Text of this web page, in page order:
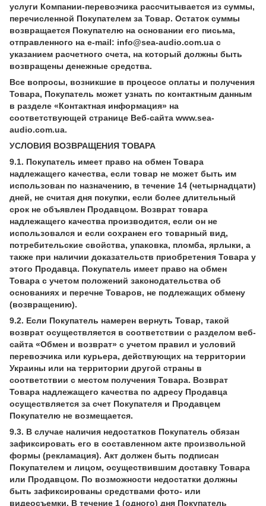
услуги Компании-перевозчика рассчитывается из суммы,
перечисленной Покупателем за Товар. Остаток суммы
возвращается Покупателю на основании его письма,
отправленного на e-mail: info@sea-audio.com.ua с
указанием расчетного счета, на который должны быть
возвращены денежные средства.
Все вопросы, возникшие в процессе оплаты и получения
Товара, Покупатель может узнать по контактным данным
в разделе «Контактная информация» на
соответствующей странице Веб-сайта www.sea-
audio.com.ua.
УСЛОВИЯ ВОЗВРАЩЕНИЯ ТОВАРА
9.1. Покупатель имеет право на обмен Товара
надлежащего качества, если товар не может быть им
использован по назначению, в течение 14 (четырнадцати)
дней, не считая дня покупки, если более длительный
срок не объявлен Продавцом. Возврат товара
надлежащего качества производится, если он не
использовался и если сохранен его товарный вид,
потребительские свойства, упаковка, пломба, ярлыки, а
также при наличии доказательств приобретения Товара у
этого Продавца. Покупатель имеет право на обмен
Товара с учетом положений законодательства об
основаниях и перечне Товаров, не подлежащих обмену
(возвращению).
9.2. Если Покупатель намерен вернуть Товар, такой
возврат осуществляется в соответствии с разделом веб-
сайта «Обмен и возврат» с учетом правил и условий
перевозчика или курьера, действующих на территории
Украины или на территории другой страны в
соответствии с местом получения Товара. Возврат
Товара надлежащего качества по адресу Продавца
осуществляется за счет Покупателя и Продавцем
Покупателю не возмещается.
9.3. В случае наличия недостатков Покупатель обязан
зафиксировать его в составленном акте произвольной
формы (рекламация). Акт должен быть подписан
Покупателем и лицом, осуществившим доставку Товара
или Продавцом. По возможности недостатки должны
быть зафиксированы средствами фото- или
видеосъемки. В течение 1 (одного) дня Покупатель